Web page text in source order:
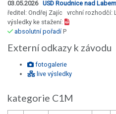
03.05.2026 USD Roudnice nad Labem
ředitel: Ondřej Zajíc vrchní rozhodčí:
výsledky ke stažení:
absolutní pořadíP
Externí odkazy k závodu
fotogalerie
live výsledky
kategorie C1M